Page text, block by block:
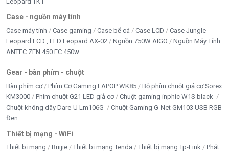
Case - nguồn máy tính
Case máy tính Case gaming Case bể cá Case LCD
Case Jungle
Leopard LCD , LED Leopard AX-02
Nguồn 750W AIGO
Nguồn Máy Tính
ANTEC ZEN 450 EC 450w
Gear - bàn phím - chuột
Bàn phím cơ Phím Cơ Gaming LAPOP WK85
Bộ phím chuột giả cơ Sorex
KM3000
Phím chuột G21 LED giả cơ
Chuột gaming inphic W1S black
Chuột không dây Dare-U Lm106G
Chuột Gaming G-Net GM103 USB RGB
Đen
Thiết bị mạng - WiFi
Thiết bị mạng Ruijie Thiết bị mạng Tenda Thiết bị mạng Tp-Link
Phát